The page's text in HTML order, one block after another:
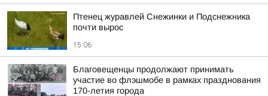
Птенец журавлей Снежинки и Подснежника
почти вырос
15:06
Благовещенцы продолжают принимать
участие во флэшмобе в рамках празднования
170-летия города